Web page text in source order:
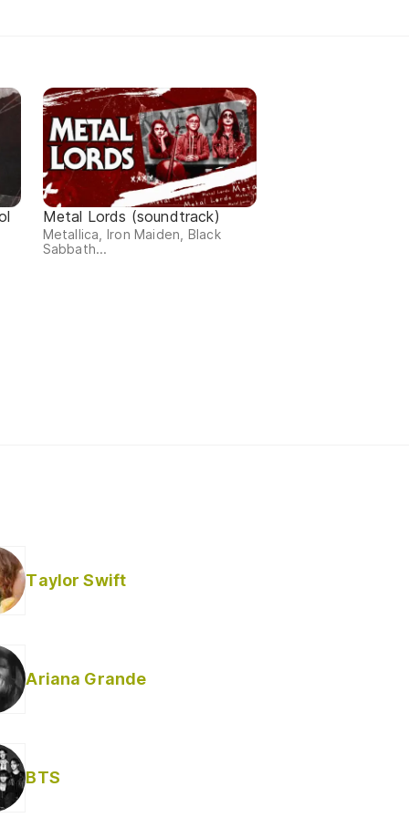
Metal Lords (soundtrack)
Metallica, Iron Maiden, Black
Sabbath...
Taylor Swift
Ariana Grande
BTS